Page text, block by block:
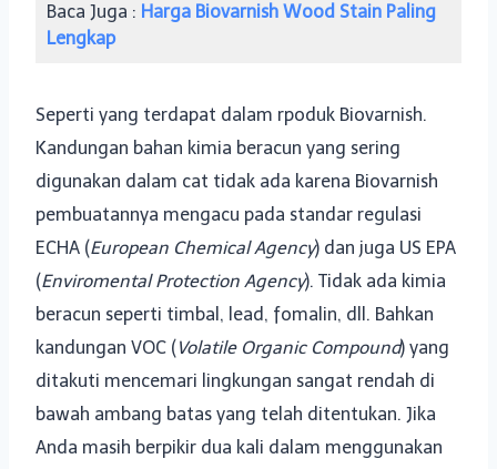
Baca Juga : Harga Biovarnish Wood Stain Paling
Lengkap
Seperti yang terdapat dalam rpoduk Biovarnish.
Kandungan bahan kimia beracun yang sering
digunakan dalam cat tidak ada karena Biovarnish
pembuatannya mengacu pada standar regulasi
ECHA (European Chemical Agency) dan juga US EPA
(Enviromental Protection Agency). Tidak ada kimia
beracun seperti timbal, lead, fomalin, dll. Bahkan
kandungan VOC ( Volatile Organic Compound) yang
ditakuti mencemari lingkungan sangat rendah di
bawah ambang batas yang telah ditentukan. Jika
Anda masih berpikir dua kali dalam menggunakan